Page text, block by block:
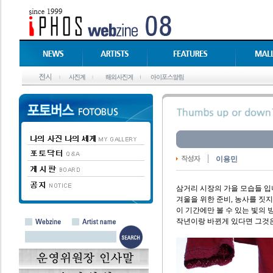
이용민
삼거리 시장의 가을 모습들 입
겨울을 위한 준비, 농사를 짓
이 기간에만 볼 수 있는 빛의
작년이랑 바뀐게 있다면 그